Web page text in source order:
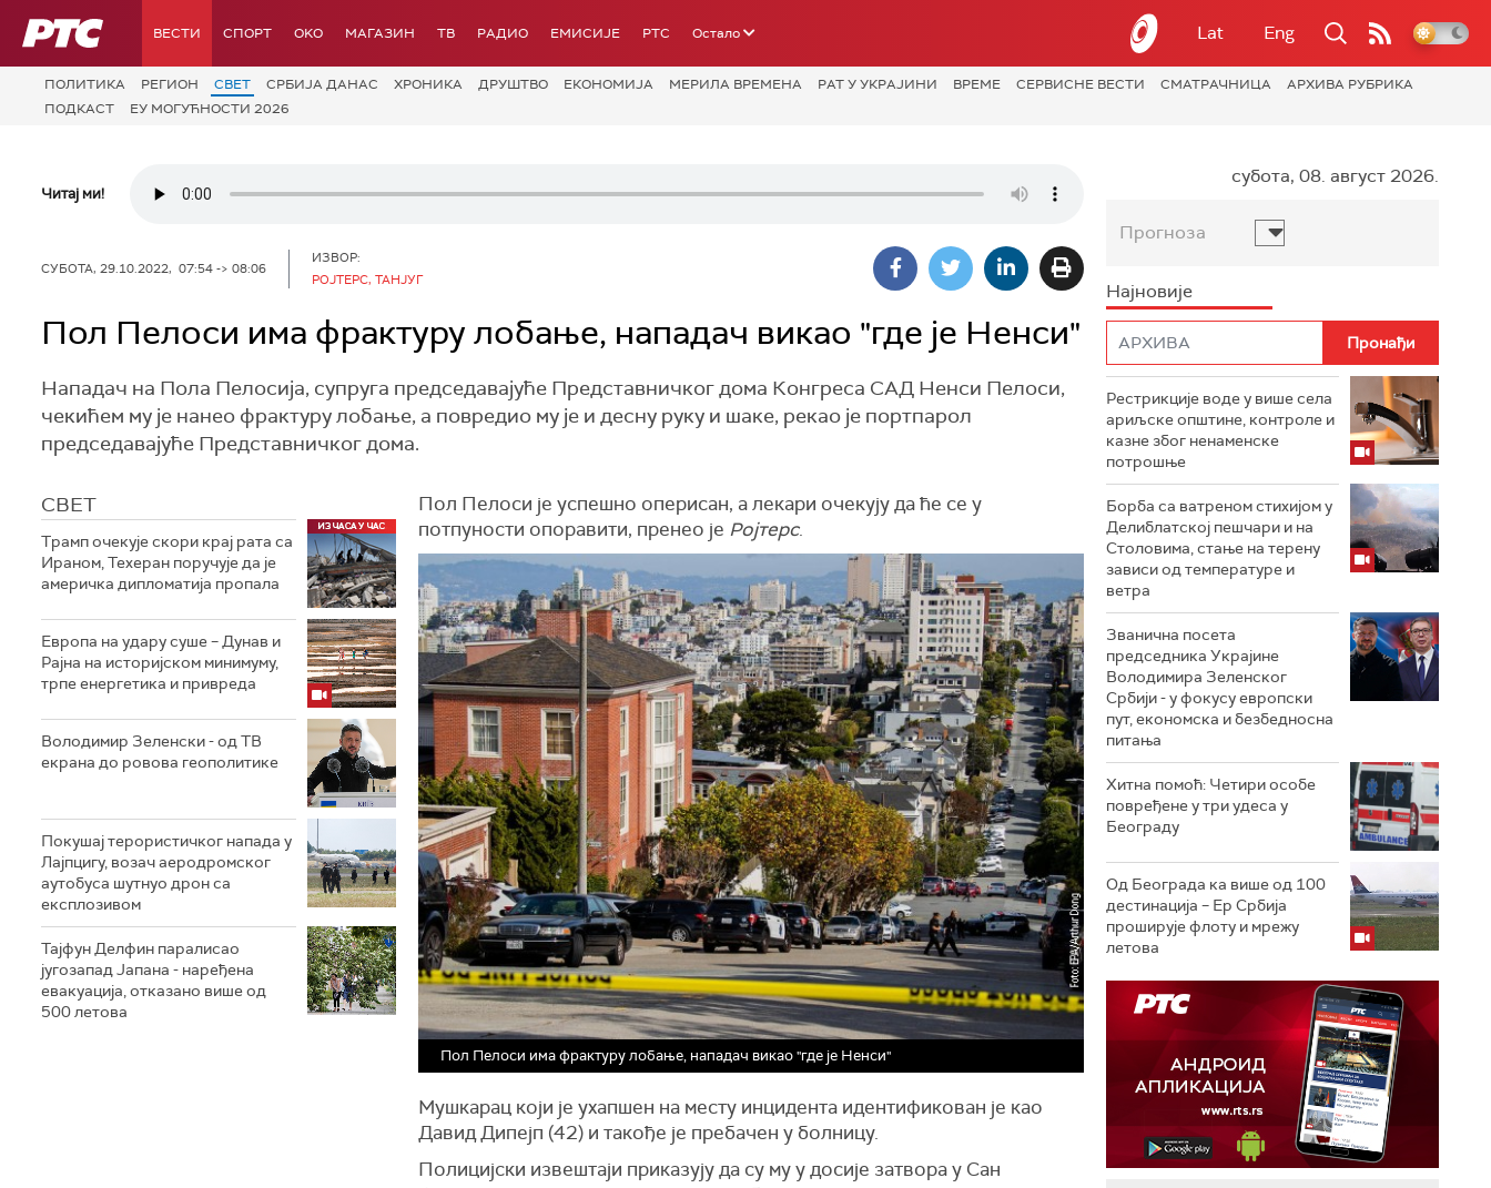
РТС ВЕСТИ СПОРТ OKO МАГАЗИН ТВ РАДИО ЕМИСИЈЕ РТС Остало Lat Eng
ПОЛИТИКА РЕГИОН СВЕТ СРБИЈА ДАНАС ХРОНИКА ДРУШТВО ЕКОНОМИЈА МЕРИЛА ВРЕМЕНА РАТ У УКРАЈИНИ ВРЕМЕ СЕРВИСНЕ ВЕСТИ СМАТРАЧНИЦА
АРХИВА РУБРИКА
ПОДКАСТ
ЕУ МОГУЋНОСТИ 2026
Читај ми!
СУБОТА, 29.10.2022, 07:54 -> 08:06
ИЗВОР:
РОЈТЕРС, TAНЈУГ
Пол Пелоси има фрактуру лобање, нападач викао "где је Ненси"
Нападач на Пола Пелосија, супруга председавајуће Представничког дома Конгреса САД Ненси Пелоси,
чекићем му је нанео фрактуру лобање, а повредио му је и десну руку и шаке, рекао је портпарол
председавајуће Представничког дома.
СВЕТ
Трамп очекује скори крај рата са
Ираном, Техеран поручује да је
америчка дипломатија пропала
Европа на удару суше – Дунав и
Рајна на историјском минимуму,
трпе енергетика и привреда
Володимир Зеленски - од ТВ
екрана до ровова геополитике
Покушај терористичког напада у
Лајпцигу, возач аеродромског
аутобуса шутнуо дрон са
експлозивом
Тајфун Делфин паралисао
југозапад Јапана - наређена
евакуација, отказано више од
500 летова
Пол Пелоси је успешно оперисан, а лекари очекују да ће се у
потпуности опоравити, пренео је Ројтерс.
Пол Пелоси има фрактуру лобање, нападач викао "где је Ненси"
Мушкарац који је ухапшен на месту инцидента идентификован је као
Давид Дипејп (42) и такође је пребачен у болницу.
Полицијски извештаји приказују да су му у досије затвора у Сан
субота, 08. август 2026.
Прогноза
Најновије
Рестрикције воде у више села
ариљске општине, контроле и
казне због ненаменске
потрошње
Борба са ватреном стихијом у
Делиблатској пешчари и на
Столовима, стање на терену
зависи од температуре и
ветра
Званична посета
председника Украјине
Володимира Зеленског
Србији - у фокусу европски
пут, економска и безбедносна
питања
Хитна помоћ: Четири особе
повређене у три удеса у
Београду
Од Београда ка више од 100
дестинација – Ер Србија
проширује флоту и мрежу
летова